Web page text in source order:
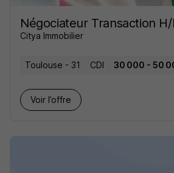
Négociateur Transaction H/
Citya Immobilier
Toulouse - 31 CDI 30 000 - 50
Voir l’offre